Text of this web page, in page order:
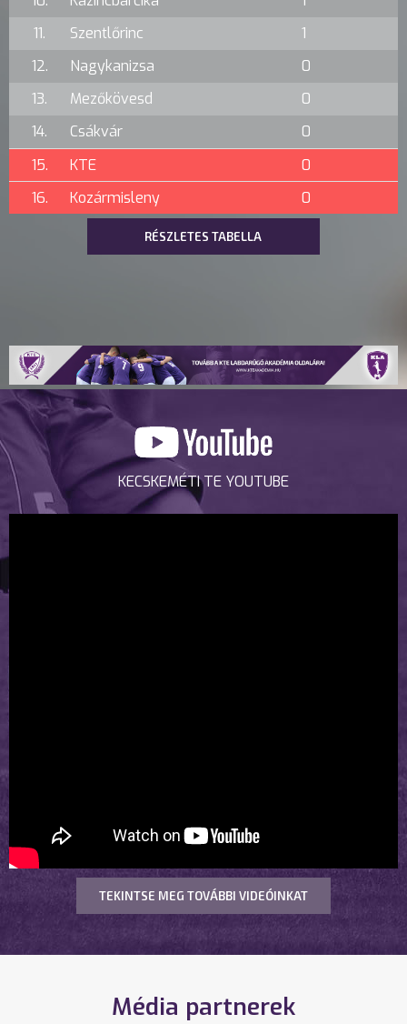
11.
Szentlőrinc
1
12.
Nagykanizsa
0
13.
Mezőkövesd
0
14.
Csákvár
0
15.
KTE
0
16.
Kozármisleny 0
RÉSZLETES TABELLA
KECSKEMÉTI TE YOUTUBE
TEKINTSE MEG TOVÁBBI VIDEÓINKAT
Média partnerek